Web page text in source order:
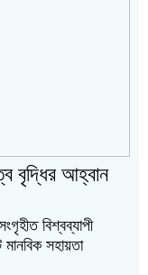
বৃদ্ধির আহ্বান
বিশ্বব্যাপী
সহায়তা